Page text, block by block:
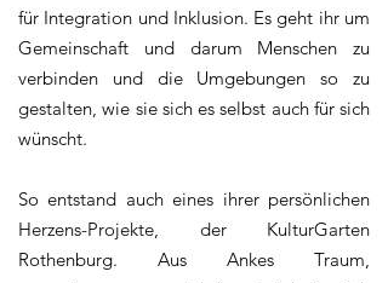
für Integration und Inklusion. Es geht ihr um
Gemeinschaft und darum Menschen zu
verbinden und die Umgebungen so zu
gestalten, wie sie sich es selbst auch für sich
wünscht.
So entstand auch eines ihrer persönlichen
Herzens-Projekte, der KulturGarten
Rothenburg. Aus Ankes Traum,